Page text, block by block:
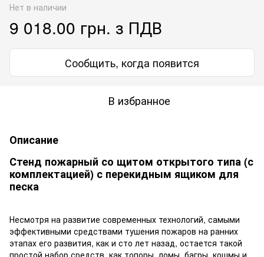
Нет в наличии
9 018.00 грн. з ПДВ
Сообщить, когда появится
В избранное
Описание
Стенд пожарный со щитом открытого типа (с
комплектацией) с перекидным ящиком для
песка
Несмотря на развитие современных технологий, самыми
эффективными средствами тушения пожаров на ранних
этапах его развития, как и сто лет назад, остается такой
простой набор средств, как топоры, ломы, багры, кошмы и